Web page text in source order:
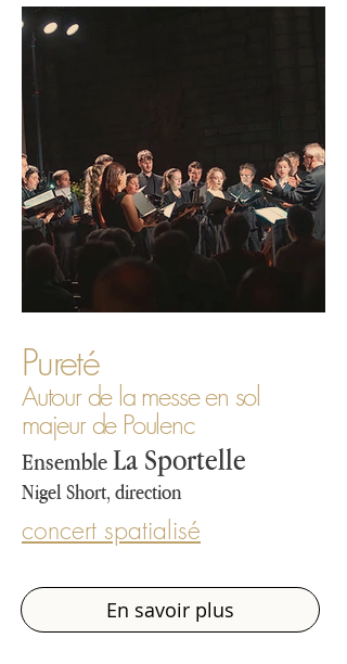
Pureté
Autour de la messe en sol
majeur de Poulenc
EnsembleLa Sportelle
Nigel Short, direction
concert spatialisé
En savoir plus